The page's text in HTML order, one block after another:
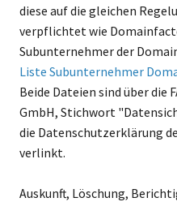
diese auf die gleichen
verpflichtet wie
Subunternehmer der
Liste Subunternehmer
Beide Dateien sind über die
GmbH, Stichwort
die Datenschutzerklärung
verlinkt.
Auskunft, Löschung,